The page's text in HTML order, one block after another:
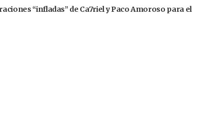
“infladas” de Ca7riel y Paco Amoroso para el